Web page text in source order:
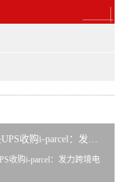
收购i-parcel：发力跨境电